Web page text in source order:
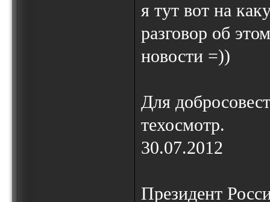
я тут вот на
разговор об
новости =))
Для
техосмотр.
30.07.2012
Президент